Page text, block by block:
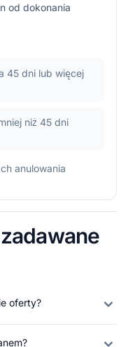
od dokonania
45 dni lub więcej
niż 45 dni
anulowania
oferty?